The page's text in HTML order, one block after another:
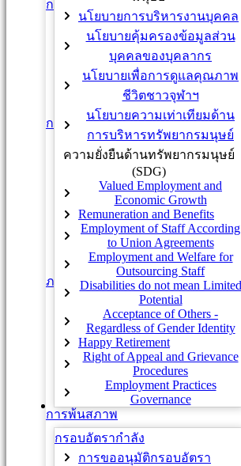
การว่าจ้างพนักงานมหาวิทยาลัย
หลักการ
กฎ ระเบียบ
แบบฟอร์ม
หนังสือเวียน
ติดต่อสอบถาม
การว่าจ้างประเภทอื่น ๆ
บุคคลที่อายุเกิน 60 ปีบริบูรณ์
ศาสตราจารย์ที่จะเกษียณอายุง
พนักงานวิสามัญ
พนักงาน Competitive Track
ลูกจ้างชั่วคราวชาวต่างประเทศ
ลูกจ้างชั่วคราวผู้มีความรู้ควา
โครงการจ้างนิสิต
ภาระงาน
Assignment Sheet (AS)
ภาระงานสายวิชาการ
ภาระงานสายปฏิบัติการ
การปฏิบัติงานบริษัทร่วมทุน
การปฏิบัติงานภายนอก
การยืมตัวบุคลากร
การพ้นสภาพ
การลาออก
ด้วยเหตุอื่น
นโยบายการบริหารงานบุคคล
นโยบายคุ้มครองข้อมูลส่วน
บุคคลของบุคลากร
นโยบายเพื่อการดูแลคุณภาพ
ชีวิตชาวจุฬาฯ
นโยบายความเท่าเทียมด้าน
การบริหารทรัพยากรมนุษย์
ความยั่งยืนด้านทรัพยากรมนุษย์
(SDG)
Valued Employment and
Economic Growth
Remuneration and Benefits
Employment of Staff According
to Union Agreements
Employment and Welfare for
Outsourcing Staff
Disabilities do not mean Limited
Potential
Acceptance of Others -
Regardless of Gender Identity
Happy Retirement
Right of Appeal and Grievance
Procedures
Employment Practices
Governance
การสรรหาและบรรจุ
กรอบอัตรากำลัง
การขออนุมัติกรอบอัตรา